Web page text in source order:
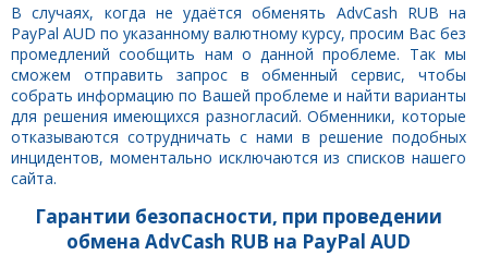
В случаях, когда не удаётся обменять AdvCash RUB на
PayPal AUD по указанному валютному курсу, просим Вас без
промедлений сообщить нам о данной проблеме. Так мы
сможем отправить запрос в обменный сервис, чтобы
собрать информацию по Вашей проблеме и найти варианты
для решения имеющихся разногласий. Обменники, которые
отказываются сотрудничать с нами в решение подобных
инцидентов, моментально исключаются из списков нашего
сайта.
Гарантии безопасности, при проведении
обмена AdvCash RUB на PayPal AUD